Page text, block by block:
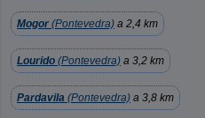
Mogor (Pontevedra) a 2,4 km
Lourido (Pontevedra) a 3,2 km
Pardavila (Pontevedra) a 3,8 km